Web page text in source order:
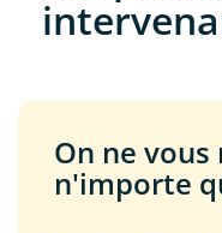
On ne
n'importe